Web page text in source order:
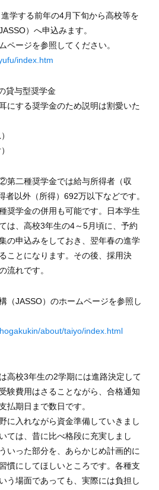
学する前年の4月下旬から高校等を
）へ申込みます。
ージを参照してください。
index.htm
貸与型奨学金
にする奨学金のため説明は割愛いた
第二種奨学金では給与所得者（収
者以外（所得）692万以下などです。
学金の併用も可能です。日本学生
は、高校3年生の4～5月頃に、予約
の申込みをしておき、翌年春の進学
ことになります。その後、採用決
流れです。
（JASSO）のホームページを参照し
about/taiyo/index.html
高校3年生の2学期には進路決定して
験費用はさることながら、合格通知
払期日まで数日です。
に入れながら資金準備していきまし
ては、昔に比べ格段に充実しまし
いった部分を、あらかじめ計画的に
慣にしてほしいところです。各種支
う場面であっても、実際には負担し